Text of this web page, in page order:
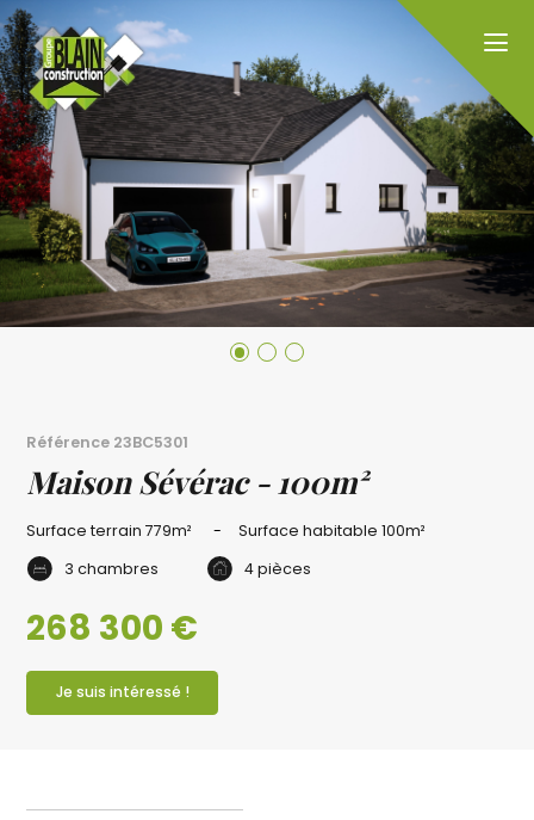
Référence 23BC5301
Maison Sévérac - 100m²
Surface terrain779m² Surface habitable100m²
3 chambres
4 pièces
268 300 €
Je suis intéressé !